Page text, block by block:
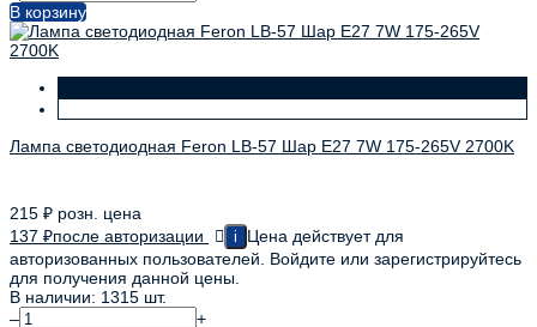
В корзину
Лампа светодиодная Feron LB-57 Шар E27 7W 175-265V 2700K
215 ₽ розн. цена
137 ₽после авторизации i
Цена действует для
авторизованных пользователей. Войдите или зарегистрируйтесь
для получения данной цены.
В наличии: 1315 шт.
–
+